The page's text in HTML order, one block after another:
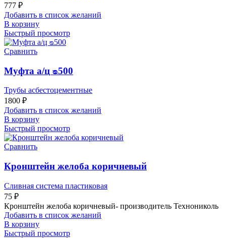
777 ₽
Добавить в список желаний
В корзину
Быстрый просмотр
Сравнить
Муфта а/ц ᴓ500
Трубы асбестоцементные
1800 ₽
Добавить в список желаний
В корзину
Быстрый просмотр
Сравнить
Кронштейн желоба коричневый
Сливная система пластиковая
75 ₽
Кронштейн желоба коричневый- производитель Технониколь
Добавить в список желаний
В корзину
Быстрый просмотр